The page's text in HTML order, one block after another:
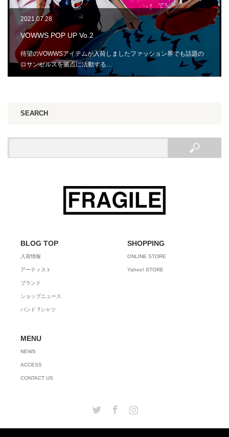
2021.07.28
VOWWS POP UP Vo.2
待望のVOWWSアイテムが入荷しましたファッション界でも話題の
ロサンゼルスを拠点に活動する…
SEARCH
BLOG TOP
入荷情報
アーティスト
ブランド
ショップニュース
バンド Tシャツ
SHOPPING
ONLINE STORE
Yahoo! STORE
MENU
NEWS
ACCESS
CONTACT US
Twitter Facebook